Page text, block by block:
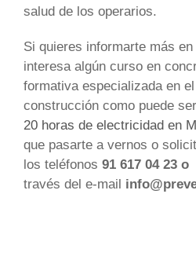
salud de los operarios.
Si quieres informarte más
interesa algún curso en
formativa especializada en
construcción como puede
20 horas de electricidad en
que pasarte a vernos o
los teléfonos 91 617 04 23 o
través del e-mail